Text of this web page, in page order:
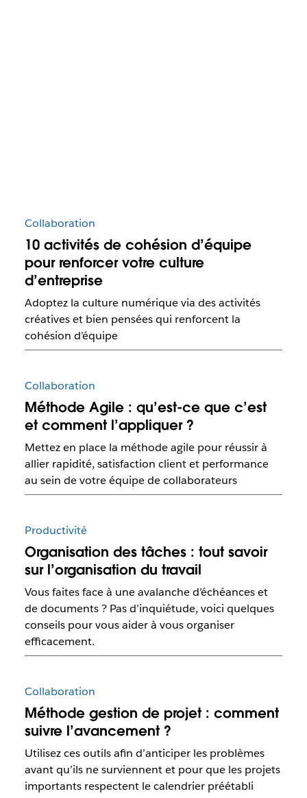
Collaboration
10 activités de cohésion d’équipe
pour renforcer votre culture
d’entreprise
Adoptez la culture numérique via des activités
créatives et bien pensées qui renforcent la
cohésion d’équipe
Collaboration
Méthode Agile : qu’est-ce que c’est
et comment l’appliquer ?
Mettez en place la méthode agile pour réussir à
allier rapidité, satisfaction client et performance
au sein de votre équipe de collaborateurs
Productivité
Organisation des tâches : tout savoir
sur l’organisation du travail
Vous faites face à une avalanche d’échéances et
de documents ? Pas d’inquiétude, voici quelques
conseils pour vous aider à vous organiser
efficacement.
Collaboration
Méthode gestion de projet : comment
suivre l’avancement ?
Utilisez ces outils afin d’anticiper les problèmes
avant qu’ils ne surviennent et pour que les projets
importants respectent le calendrier préétabli